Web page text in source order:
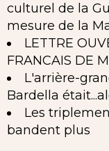
culturel de la
mesure de la
LETTRE
FRANCAIS DE
L'arrière-
Bardella
Les
bandent plus